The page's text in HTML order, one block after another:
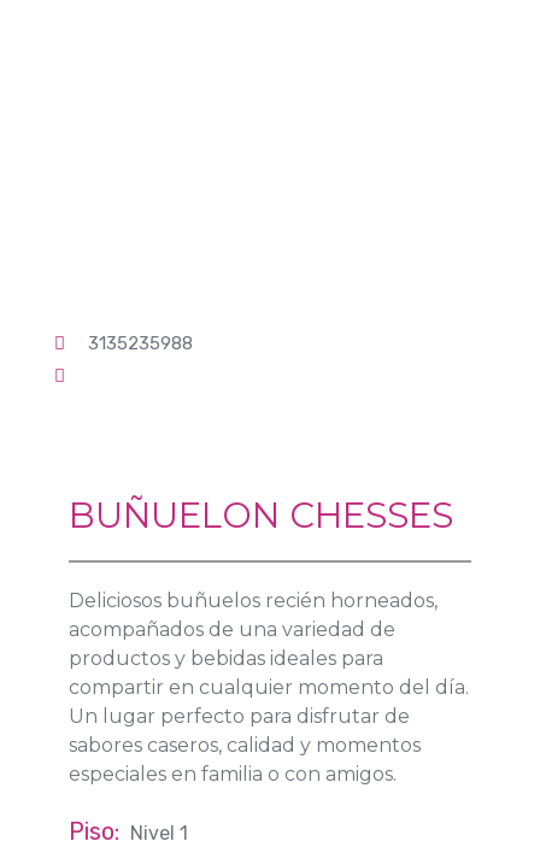
3135235988
BUÑUELON CHESSES
Deliciosos buñuelos recién horneados,
acompañados de una variedad de
productos y bebidas ideales para
compartir en cualquier momento del día.
Un lugar perfecto para disfrutar de
sabores caseros, calidad y momentos
especiales en familia o con amigos.
Piso: Nivel 1